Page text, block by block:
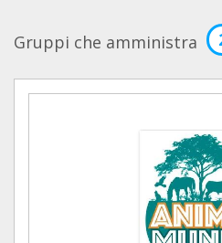
Gruppi che amministra